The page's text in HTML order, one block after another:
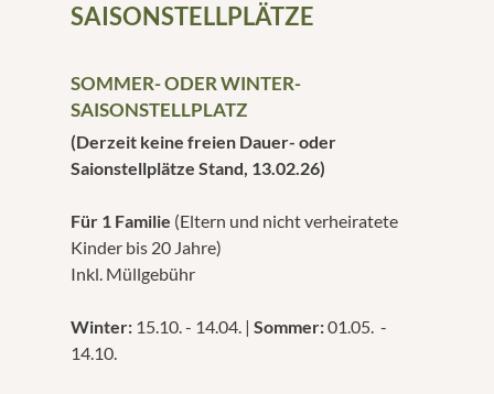
SAISONSTELLPLÄTZE
SOMMER- ODER WINTER-
SAISONSTELLPLATZ
(Derzeit keine freien Dauer- oder
Saionstellplätze Stand, 13.02.26)
Für 1 Familie (Eltern und nicht verheiratete
Kinder bis 20 Jahre)
Inkl. Müllgebühr
Winter: 15.10. - 14.04. | Sommer:01.05. -
14.10.